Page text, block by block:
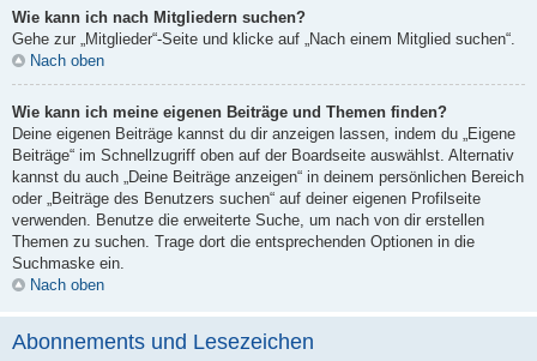
Wie kann ich nach Mitgliedern suchen?
Gehe zur „Mitglieder“-Seite und klicke auf „Nach einem Mitglied suchen“.
Nach oben
Wie kann ich meine eigenen Beiträge und Themen finden?
Deine eigenen Beiträge kannst du dir anzeigen lassen, indem du „Eigene
Beiträge“ im Schnellzugriff oben auf der Boardseite auswählst. Alternativ
kannst du auch „Deine Beiträge anzeigen“ in deinem persönlichen Bereich
oder „Beiträge des Benutzers suchen“ auf deiner eigenen Profilseite
verwenden. Benutze die erweiterte Suche, um nach von dir erstellen
Themen zu suchen. Trage dort die entsprechenden Optionen in die
Suchmaske ein.
Nach oben
Abonnements und Lesezeichen